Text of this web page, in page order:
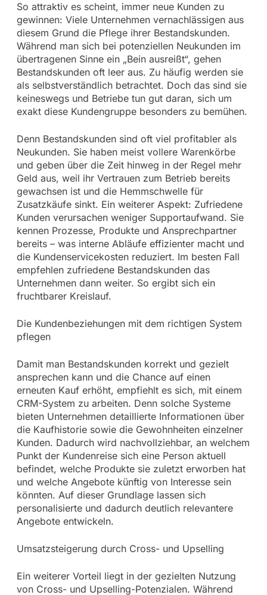
So attraktiv es scheint, immer neue Kunden zu
gewinnen: Viele Unternehmen vernachlässigen aus
diesem Grund die Pflege ihrer Bestandskunden.
Während man sich bei potenziellen Neukunden im
übertragenen Sinne ein „Bein ausreißt“, gehen
Bestandskunden oft leer aus. Zu häufig werden sie
als selbstverständlich betrachtet. Doch das sind sie
keineswegs und Betriebe tun gut daran, sich um
exakt diese Kundengruppe besonders zu bemühen.
Denn Bestandskunden sind oft viel profitabler als
Neukunden. Sie haben meist vollere Warenkörbe
und geben über die Zeit hinweg in der Regel mehr
Geld aus, weil ihr Vertrauen zum Betrieb bereits
gewachsen ist und die Hemmschwelle für
Zusatzkäufe sinkt. Ein weiterer Aspekt: Zufriedene
Kunden verursachen weniger Supportaufwand. Sie
kennen Prozesse, Produkte und Ansprechpartner
bereits – was interne Abläufe effizienter macht und
die Kundenservicekosten reduziert. Im besten Fall
empfehlen zufriedene Bestandskunden das
Unternehmen dann weiter. So ergibt sich ein
fruchtbarer Kreislauf.
Die Kundenbeziehungen mit dem richtigen System
pflegen
Damit man Bestandskunden korrekt und gezielt
ansprechen kann und die Chance auf einen
erneuten Kauf erhöht, empfiehlt es sich, mit einem
CRM-System zu arbeiten. Denn solche Systeme
bieten Unternehmen detaillierte Informationen über
die Kaufhistorie sowie die Gewohnheiten einzelner
Kunden. Dadurch wird nachvollziehbar, an welchem
Punkt der Kundenreise sich eine Person aktuell
befindet, welche Produkte sie zuletzt erworben hat
und welche Angebote künftig von Interesse sein
könnten. Auf dieser Grundlage lassen sich
personalisierte und dadurch deutlich relevantere
Angebote entwickeln.
Umsatzsteigerung durch Cross- und Upselling
Ein weiterer Vorteil liegt in der gezielten Nutzung
von Cross- und Upselling-Potenzialen. Während